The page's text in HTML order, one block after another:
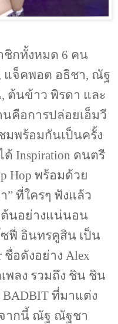
ชิกทั้งหมด 6 คน
แจ็คพอต อธิชา, ณัฐ
, ต้นข้าว พิรดา และ
คือการปล่อยเอ็มวี
มพร้อมกันเป็นครั้ง
ด้ Inspiration ดนตรี
Hop พร้อมด้วย
” ที่ใครๆ ฟังแล้ว
ต้นอย่างแน่นอน
ฟี่ อินทรคูสิน เป็น
ชื่อดังอย่าง Alex
พลง รวมถึง ชิน ชิน
BADBIT ที่มาแต่ง
ากนี้ ณัฐ ณัฐชา